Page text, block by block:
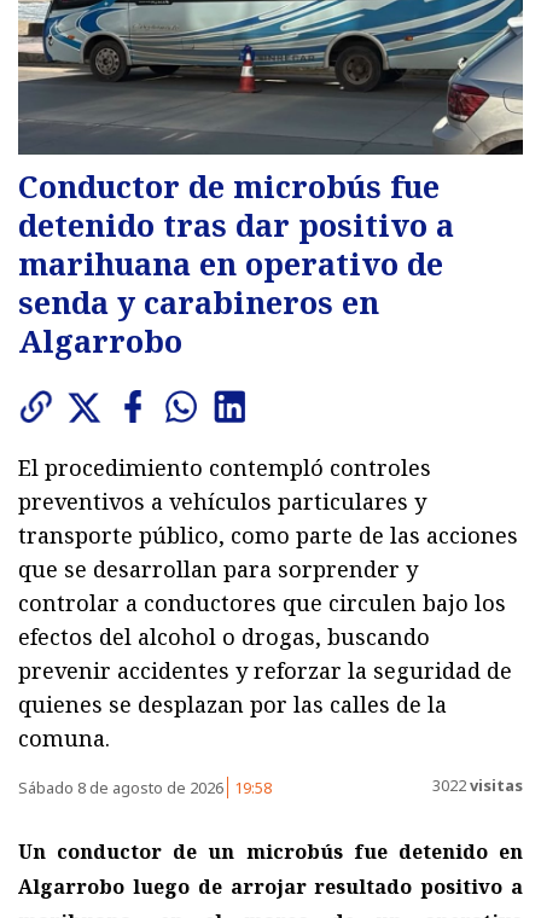
Conductor de microbús fue
detenido tras dar positivo a
marihuana en operativo de
senda y carabineros en
Algarrobo
El procedimiento contempló controles
preventivos a vehículos particulares y
transporte público, como parte de las acciones
que se desarrollan para sorprender y
controlar a conductores que circulen bajo los
efectos del alcohol o drogas, buscando
prevenir accidentes y reforzar la seguridad de
quienes se desplazan por las calles de la
comuna.
Sábado 8 de agosto de 2026 19:58 3022visitas
Un conductor de un microbús fue detenido en
Algarrobo luego de arrojar resultado positivo a